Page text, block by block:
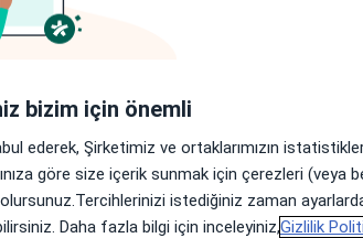
İç
8 Ağustos 9 Ağustos 10
Online randevu
bizim için önemli
ederek, Şirketimiz ve ortaklarımızın
göre size içerik sunmak için çerezleri (veya
istediğiniz zaman
Daha fazla bilgi için inceleyiniz,Gizlilik